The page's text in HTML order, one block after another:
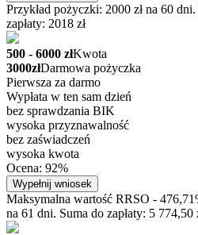
Przykład pożyczki: 2000 zł na 60
zapłaty: 2018 zł
500 - 6000 złKwota
3000złDarmowa pożyczka
Pierwsza za darmo
Wypłata w ten sam dzień
bez sprawdzania BIK
wysoka przyznawalność
bez zaświadczeń
wysoka kwota
Ocena: 92%
Wypełnij wniosek
Maksymalna wartość RRSO -
na 61 dni. Suma do zapłaty: 5 774,50